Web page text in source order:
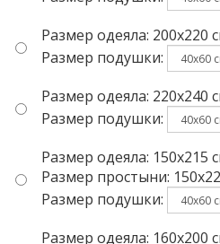
Размер одеяла: 200x220
Размер подушки:
Размер одеяла: 220x240
Размер подушки:
Размер одеяла: 150x215
Размер простыни:
Размер подушки:
Размер одеяла: 160x200